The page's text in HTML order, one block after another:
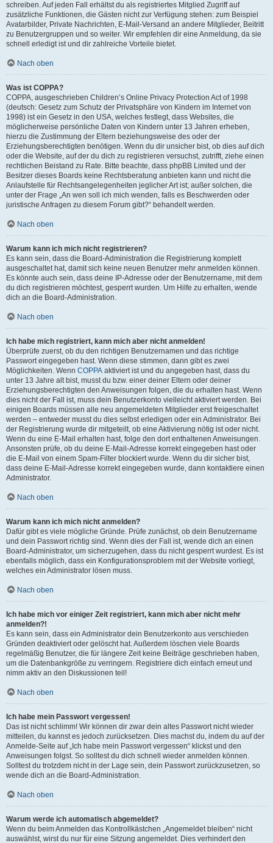
schreiben. Auf jeden Fall erhältst du als registriertes Mitglied Zugriff auf
zusätzliche Funktionen, die Gästen nicht zur Verfügung stehen: zum Beispiel
Avatarbilder, Private Nachrichten, E-Mail-Versand an andere Mitglieder, Beitritt
zu Benutzergruppen und so weiter. Wir empfehlen dir eine Anmeldung, da sie
schnell erledigt ist und dir zahlreiche Vorteile bietet.
Nach oben
Was ist COPPA?
COPPA, ausgeschrieben Children’s Online Privacy Protection Act of 1998
(deutsch: Gesetz zum Schutz der Privatsphäre von Kindern im Internet von
1998) ist ein Gesetz in den USA, welches festlegt, dass Websites, die
möglicherweise persönliche Daten von Kindern unter 13 Jahren erheben,
hierzu die Zustimmung der Eltern beziehungsweise des oder der
Erziehungsberechtigten benötigen. Wenn du dir unsicher bist, ob dies auf dich
oder die Website, auf der du dich zu registrieren versuchst, zutrifft, ziehe einen
rechtlichen Beistand zu Rate. Bitte beachte, dass phpBB Limited und der
Besitzer dieses Boards keine Rechtsberatung anbieten kann und nicht die
Anlaufstelle für Rechtsangelegenheiten jeglicher Art ist; außer solchen, die
unter der Frage „An wen soll ich mich wenden, falls es Beschwerden oder
juristische Anfragen zu diesem Forum gibt?“ behandelt werden.
Nach oben
Warum kann ich mich nicht registrieren?
Es kann sein, dass die Board-Administration die Registrierung komplett
ausgeschaltet hat, damit sich keine neuen Benutzer mehr anmelden können.
Es könnte auch sein, dass deine IP-Adresse oder der Benutzername, mit dem
du dich registrieren möchtest, gesperrt wurden. Um Hilfe zu erhalten, wende
dich an die Board-Administration.
Nach oben
Ich habe mich registriert, kann mich aber nicht anmelden!
Überprüfe zuerst, ob du den richtigen Benutzernamen und das richtige
Passwort eingegeben hast. Wenn diese stimmen, dann gibt es zwei
Möglichkeiten. Wenn COPPA aktiviert ist und du angegeben hast, dass du
unter 13 Jahre alt bist, musst du bzw. einer deiner Eltern oder deiner
Erziehungsberechtigten den Anweisungen folgen, die du erhalten hast. Wenn
dies nicht der Fall ist, muss dein Benutzerkonto vielleicht aktiviert werden. Bei
einigen Boards müssen alle neu angemeldeten Mitglieder erst freigeschaltet
werden – entweder musst du dies selbst erledigen oder ein Administrator. Bei
der Registrierung wurde dir mitgeteilt, ob eine Aktivierung nötig ist oder nicht.
Wenn du eine E-Mail erhalten hast, folge den dort enthaltenen Anweisungen.
Ansonsten prüfe, ob du deine E-Mail-Adresse korrekt eingegeben hast oder
die E-Mail von einem Spam-Filter blockiert wurde. Wenn du dir sicher bist,
dass deine E-Mail-Adresse korrekt eingegeben wurde, dann kontaktiere einen
Administrator.
Nach oben
Warum kann ich mich nicht anmelden?
Dafür gibt es viele mögliche Gründe. Prüfe zunächst, ob dein Benutzername
und dein Passwort richtig sind. Wenn dies der Fall ist, wende dich an einen
Board-Administrator, um sicherzugehen, dass du nicht gesperrt wurdest. Es ist
ebenfalls möglich, dass ein Konfigurationsproblem mit der Website vorliegt,
welches ein Administrator lösen muss.
Nach oben
Ich habe mich vor einiger Zeit registriert, kann mich aber nicht mehr
anmelden?!
Es kann sein, dass ein Administrator dein Benutzerkonto aus verschieden
Gründen deaktiviert oder gelöscht hat. Außerdem löschen viele Boards
regelmäßig Benutzer, die für längere Zeit keine Beiträge geschrieben haben,
um die Datenbankgröße zu verringern. Registriere dich einfach erneut und
nimm aktiv an den Diskussionen teil!
Nach oben
Ich habe mein Passwort vergessen!
Das ist nicht schlimm! Wir können dir zwar dein altes Passwort nicht wieder
mitteilen, du kannst es jedoch zurücksetzen. Dies machst du, indem du auf der
Anmelde-Seite auf „Ich habe mein Passwort vergessen“ klickst und den
Anweisungen folgst. So solltest du dich schnell wieder anmelden können.
Solltest du trotzdem nicht in der Lage sein, dein Passwort zurückzusetzen, so
wende dich an die Board-Administration.
Nach oben
Warum werde ich automatisch abgemeldet?
Wenn du beim Anmelden das Kontrollkästchen „Angemeldet bleiben“ nicht
auswählst, wirst du nur für eine Sitzung angemeldet. Dies verhindert den